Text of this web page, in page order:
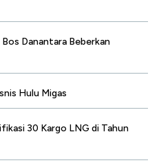
Danantara Beberkan
Hulu Migas
30 Kargo LNG di Tahun